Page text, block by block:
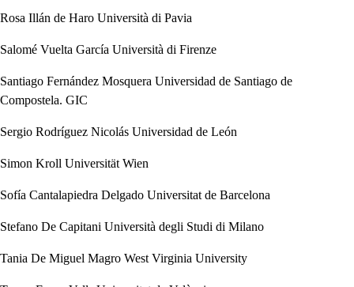
Rosa Illán de Haro Università di Pavia
Salomé Vuelta García Università di Firenze
Santiago Fernández Mosquera Universidad de Santiago de
Compostela. GIC
Sergio Rodríguez Nicolás Universidad de León
Simon Kroll Universität Wien
Sofía Cantalapiedra Delgado Universitat de Barcelona
Stefano De Capitani Università degli Studi di Milano
Tania De Miguel Magro West Virginia University